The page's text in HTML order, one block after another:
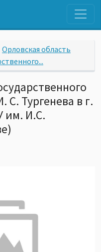
Орловская область
С. Тургенева в г.
им. И.С.